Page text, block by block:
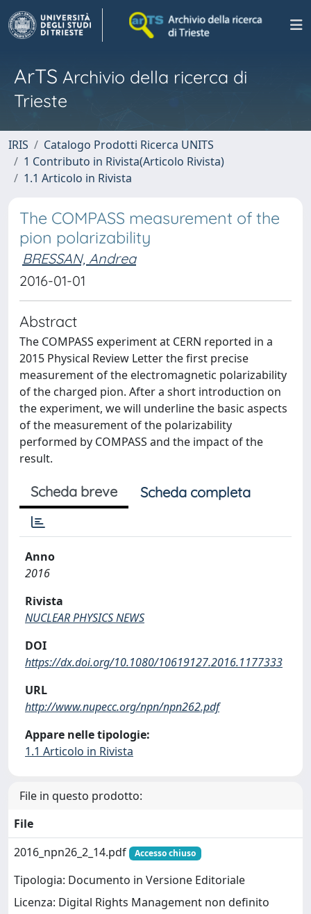
ArTS Archivio della ricerca di
Trieste
IRIS
Catalogo Prodotti Ricerca UNITS
1 Contributo in Rivista(Articolo Rivista)
1.1 Articolo in Rivista
The COMPASS measurement of the
pion polarizability
BRESSAN, Andrea
2016-01-01
Abstract
The COMPASS experiment at CERN reported in a
2015 Physical Review Letter the first precise
measurement of the electromagnetic polarizability
of the charged pion. After a short introduction on
the experiment, we will underline the basic aspects
of the measurement of the polarizability
performed by COMPASS and the impact of the
result.
Scheda breve Scheda completa
Anno
2016
Rivista
NUCLEAR PHYSICS NEWS
DOI
https://dx.doi.org/10.1080/10619127.2016.1177333
URL
http://www.nupecc.org/npn/npn262.pdf
Appare nelle tipologie:
1.1 Articolo in Rivista
File in questo prodotto:
File
2016_npn26_2_14.pdf
Accesso chiuso
Tipologia: Documento in Versione Editoriale
Licenza: Digital Rights Management non definito